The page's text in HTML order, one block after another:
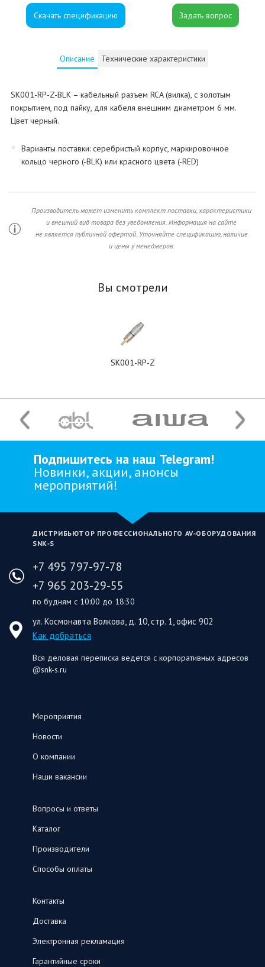
Скачать спецификацию
Описание Технические характеристики
SK001-RP-Z-BLK – кабельный разъем RCA (вилка), с золотым
покрытием, под пайку, для кабеля внешним диаметром 6 мм.
Цвет черный.
Варианты поставки: серебристый корпус, маркировочное
кольцо черного (-BLK) или красного цвета (-RED)
Производитель может изменить комплект поставки, характеристики
и внешний вид товара без уведомления. Информация на сайте
не является публичной офертой. Уточняйте спецификацию, наличие
и цены у менеджеров.
Вы смотрели
SK001-RP-Z
Подпишитесь на наш Telegram!
Новинки, акции, анонсы
мероприятий!
ДИСТРИБЬЮТОР ПРОФЕССИОНАЛЬНОГО AV‑ОБОРУДОВАНИЯ
SNK‑S
+7 495 797-97-78
+7 965 203-29-55
по будням с 10:00 до 18:30
ул. Космонавта Волкова, д. 10, стр. 1, офис 902
Как добраться
Вся деловая переписка ведется с корпоративных адресов
@snk-s.ru
Мероприятия
Новости
О компании
Наши вакансии
Вопросы и ответы
Каталог
Производители
Способы оплаты
Контакты
Доставка
Электронная рекламация
Гарантийные сроки